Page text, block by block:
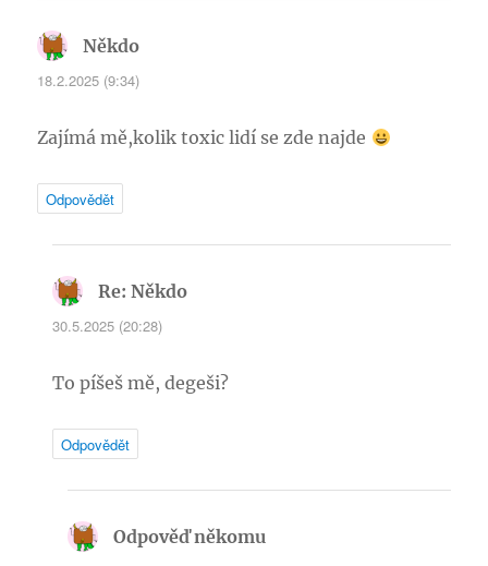
Někdo
18.2.2025 (9:34)
Zajímá mě,kolik toxic lidí se zde najde
Odpovědět
Re: Někdo
30.5.2025 (20:28)
To píšeš mě, degeši?
Odpovědět
Odpověď někomu